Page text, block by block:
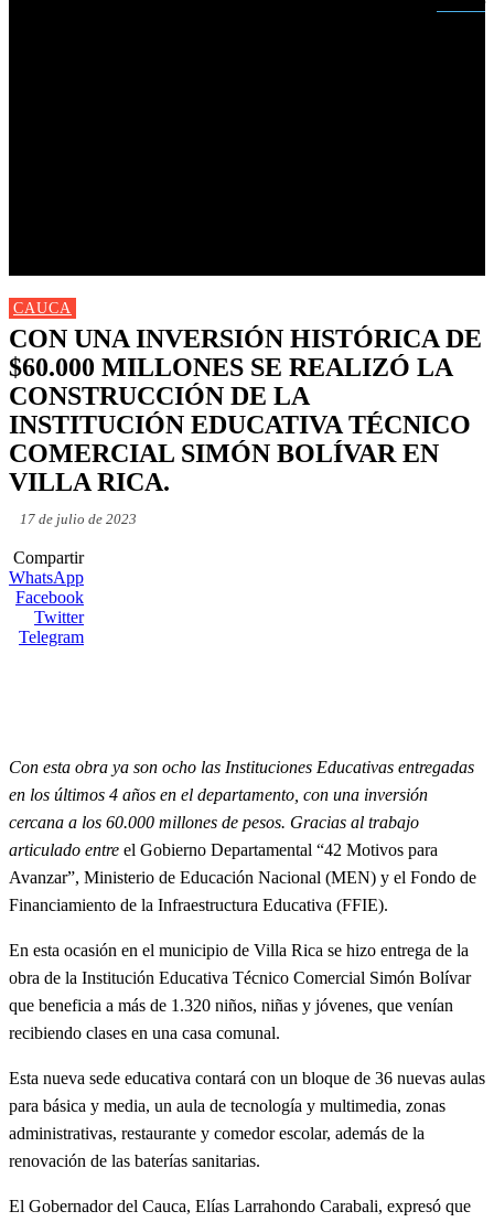
CAUCA
CON UNA INVERSIÓN HISTÓRICA DE
$60.000 MILLONES SE REALIZÓ LA
CONSTRUCCIÓN DE LA
INSTITUCIÓN EDUCATIVA TÉCNICO
COMERCIAL SIMÓN BOLÍVAR EN
VILLA RICA.
17 de julio de 2023
Compartir
WhatsApp
Facebook
Twitter
Telegram
Con esta obra ya son ocho las Instituciones Educativas entregadas
en los últimos 4 años en el departamento, con una inversión
cercana a los 60.000 millones de pesos. Gracias al trabajo
articulado entre el Gobierno Departamental “42 Motivos para
Avanzar”, Ministerio de Educación Nacional (MEN) y el Fondo de
Financiamiento de la Infraestructura Educativa (FFIE).
En esta ocasión en el municipio de Villa Rica se hizo entrega de la
obra de la Institución Educativa Técnico Comercial Simón Bolívar
que beneficia a más de 1.320 niños, niñas y jóvenes, que venían
recibiendo clases en una casa comunal.
Esta nueva sede educativa contará con un bloque de 36 nuevas aulas
para básica y media, un aula de tecnología y multimedia, zonas
administrativas, restaurante y comedor escolar, además de la
renovación de las baterías sanitarias.
El Gobernador del Cauca, Elías Larrahondo Carabali, expresó que